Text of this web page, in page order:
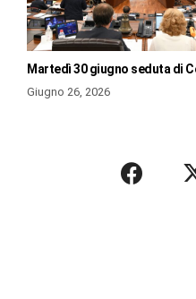
Martedì 30 giugno seduta di
Giugno 26, 2026